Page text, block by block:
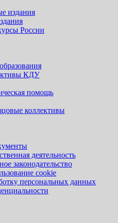
издания
России
КДУ
помощь
коллективы
деятельность
законодательство
cookie
персональных данных